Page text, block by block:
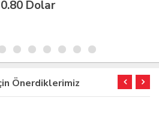
0.80 Dolar
Önerdiklerimiz